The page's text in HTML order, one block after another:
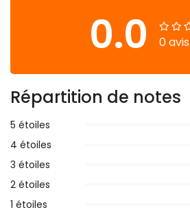
0.0 0 avis
Répartition de notes
5 étoiles
4 étoiles
3 étoiles
2 étoiles
1 étoiles